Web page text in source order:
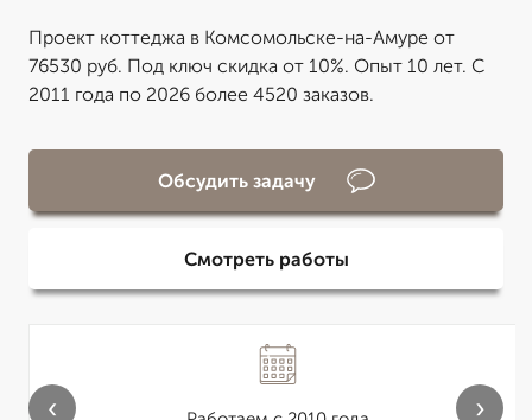
Проект коттеджа в Комсомольске-на-Амуре от
76530 руб. Под ключ скидка от 10%. Опыт 10 лет. С
2011 года по 2026 более 4520 заказов.
Обсудить задачу
Смотреть работы
‹ ›